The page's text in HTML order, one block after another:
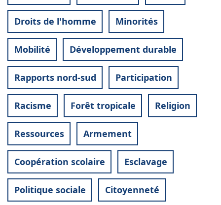
Droits de l'homme Minorités
Mobilité Développement durable
Rapports nord-sud Participation
Racisme Forêt tropicale Religion
Ressources Armement
Coopération scolaire Esclavage
Politique sociale Citoyenneté